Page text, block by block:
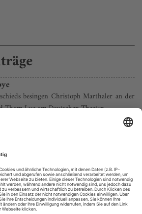
besingen Christoph Marthaler an der
Luz am Deutschen Theater
tobt er nun schon, der Kulturkrieg in
denkbar ungeschickt
April 2015 den Tate-Direktor Chris
in unversöhnliche Pro- oder Contra-
Frank Castorf nach einem
Hut nehmen soll, um nur...